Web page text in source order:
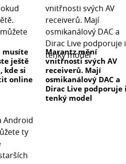
musíte
ještě
kde si
online
Marantz mění
vnitřnosti svých AV
receiverů. Mají
osmikanálový DAC a
Dirac Live podporuje i
tenký model